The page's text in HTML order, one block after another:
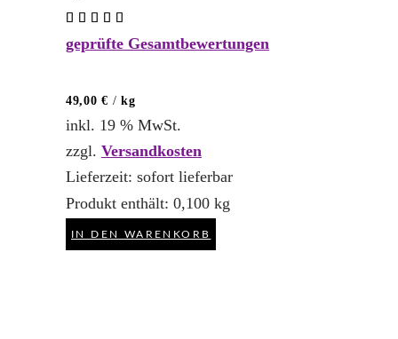
5.00
geprüfte Gesamtbewertungen
49,00€ /kg
inkl. 19 % MwSt.
zzgl. Versandkosten
Lieferzeit: sofort lieferbar
Produkt enthält: 0,100 kg
IN DEN WARENKORB